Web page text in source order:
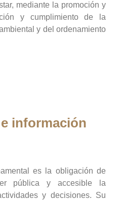
mediante la promoción y
y cumplimiento de la
y del ordenamiento
información
es la obligación de
pública y accesible la
y decisiones. Su